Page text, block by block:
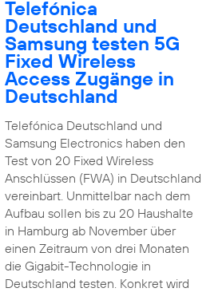
Telefónica
Deutschland und
Samsung testen 5G
Fixed Wireless
Access Zugänge in
Deutschland
Telefónica Deutschland und
Samsung Electronics haben den
Test von 20 Fixed Wireless
Anschlüssen (FWA) in Deutschland
vereinbart. Unmittelbar nach dem
Aufbau sollen bis zu 20 Haushalte
in Hamburg ab November über
einen Zeitraum von drei Monaten
die Gigabit-Technologie in
Deutschland testen. Konkret wird